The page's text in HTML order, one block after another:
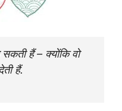
हैं – क्योंकि वो
हैं.